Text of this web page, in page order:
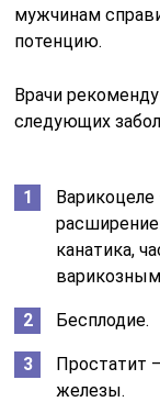
мужчинам
потенцию.
Врачи
следующих
Варикоцеле
канатика,
Бесплодие.
Простатит
железы.